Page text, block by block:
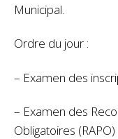
Municipal.
Ordre du jour :
– Examen des
– Examen des
Obligatoires (RAPO)